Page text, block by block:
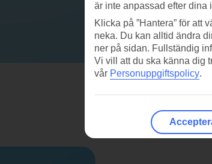
är inte anpassad efter dina
Klicka på ”Hantera” för att
neka. Du kan alltid ändra
ner på sidan. Fullständig
Vi vill att du ska känna dig
vår Personuppgiftspolicy.